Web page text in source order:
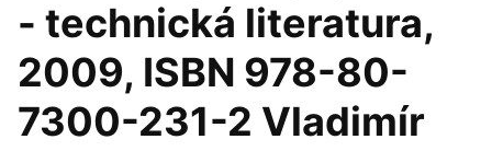
- technická literatura,
2009, ISBN 978-80-
7300-231-2 Vladimír